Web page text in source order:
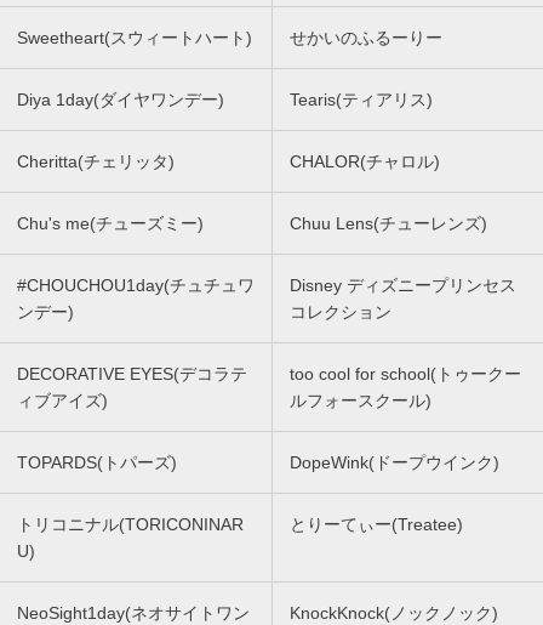
Sweetheart(スウィートハート) せかいのふるーりー
Diya 1day(ダイヤワンデー) Tearis(ティアリス)
Cheritta(チェリッタ) CHALOR(チャロル)
Chu's me(チューズミー) Chuu Lens(チューレンズ)
#CHOUCHOU1day(チュチュワ
ンデー)
Disney ディズニープリンセス
コレクション
DECORATIVE EYES(デコラテ
ィブアイズ)
too cool for school(トゥークー
ルフォースクール)
TOPARDS(トパーズ) DopeWink(ドープウインク)
トリコニナル(TORICONINAR
U)
とりーてぃー(Treatee)
NeoSight1day(ネオサイトワン
KnockKnock(ノックノック)